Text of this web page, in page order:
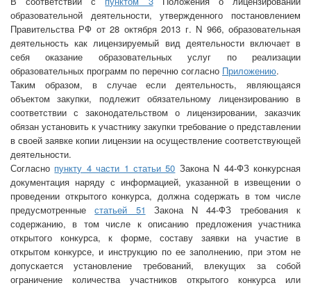
образовательной деятельности, утвержденного постановлением
Правительства РФ от 28 октября 2013 г. N 966, образовательная
деятельность как лицензируемый вид деятельности включает в
себя оказание образовательных услуг по реализации
образовательных программ по перечню согласно Приложению.
Таким образом, в случае если деятельность, являющаяся
объектом закупки, подлежит обязательному лицензированию в
соответствии с законодательством о лицензировании, заказчик
обязан установить к участнику закупки требование о представлении
в своей заявке копии лицензии на осуществление соответствующей
деятельности.
Согласно пункту 4 части 1 статьи 50 Закона N 44-ФЗ конкурсная
документация наряду с информацией, указанной в извещении о
проведении открытого конкурса, должна содержать в том числе
предусмотренныестатьей 51 Закона N 44-ФЗ требования к
содержанию, в том числе к описанию предложения участника
открытого конкурса, к форме, составу заявки на участие в
открытом конкурсе, и инструкцию по ее заполнению, при этом не
допускается установление требований, влекущих за собой
ограничение количества участников открытого конкурса или